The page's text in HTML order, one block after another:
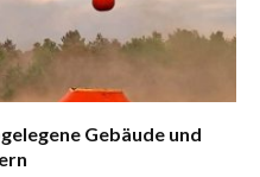
Gebäude und